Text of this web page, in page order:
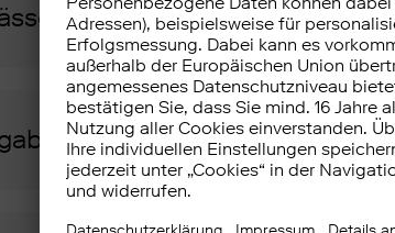
(Redemption